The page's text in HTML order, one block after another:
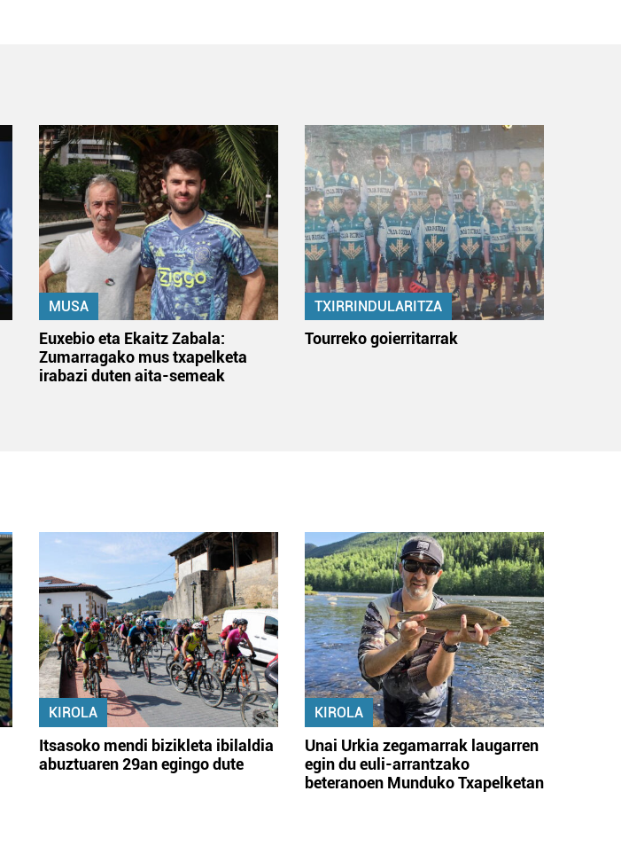
MUSA
Euxebio eta Ekaitz Zabala:
Zumarragako mus txapelketa
irabazi duten aita-semeak
TXIRRINDULARITZA
Tourreko goierritarrak
KIROLA
Itsasoko mendi bizikleta ibilaldia
abuztuaren 29an egingo dute
KIROLA
Unai Urkia zegamarrak laugarren
egin du euli-arrantzako
beteranoen Munduko Txapelketan